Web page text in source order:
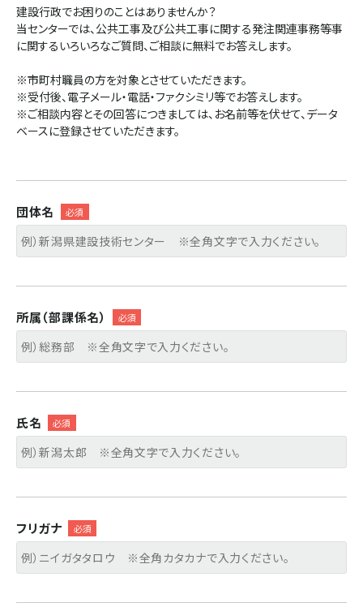
建設行政でお困りのことはありませんか？
当センターでは、公共工事及び公共工事に関する発注関連事務等事
に関するいろいろなご質問、ご相談に無料でお答えします。
※市町村職員の方を対象とさせていただきます。
※受付後、電子メール・電話・ファクシミリ等でお答えします。
※ご相談内容とその回答につきましては、お名前等を伏せて、データ
ベースに登録させていただきます。
団体名
所属（部課係名）
氏名
フリガナ